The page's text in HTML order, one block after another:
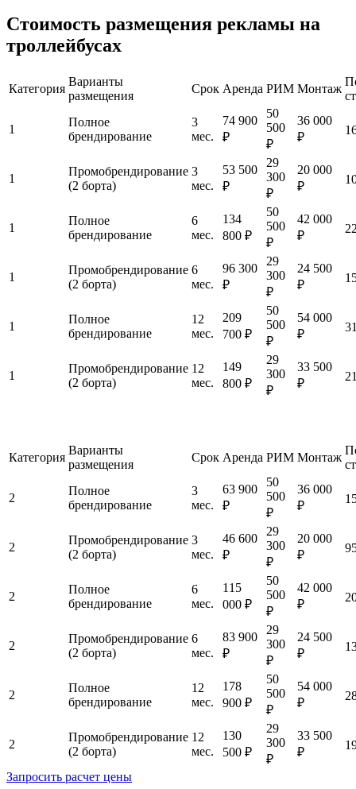
Стоимость размещения рекламы на
троллейбусах
Категория
Варианты
размещения
Срок Аренда РИМ Монтаж
1
Полное
брендирование
3
мес.
74 900
₽
50
500
₽
36 000
₽
1
Промобрендирование
(2 борта)
3
мес.
53 500
₽
29
300
₽
20 000
₽
1
Полное
брендирование
6
мес.
134
800 ₽
50
500
₽
42 000
₽
1
Промобрендирование
(2 борта)
6
мес.
96 300
₽
29
300
₽
24 500
₽
1
Полное
брендирование
12
мес.
209
700 ₽
50
500
₽
54 000
₽
1
Промобрендирование
(2 борта)
12
мес.
149
800 ₽
29
300
₽
33 500
₽
Категория
Варианты
размещения
Срок Аренда РИМ Монтаж
2
Полное
брендирование
3
мес.
63 900
₽
50
500
₽
36 000
₽
2
Промобрендирование
(2 борта)
3
мес.
46 600
₽
29
300
₽
20 000
₽
2
Полное
брендирование
6
мес.
115
000 ₽
50
500
₽
42 000
₽
2
Промобрендирование
(2 борта)
6
мес.
83 900
₽
29
300
₽
24 500
₽
2
Полное
брендирование
12
мес.
178
900 ₽
50
500
₽
54 000
₽
2
Промобрендирование
(2 борта)
12
мес.
130
500 ₽
29
300
₽
33 500
₽
Запросить расчет цены